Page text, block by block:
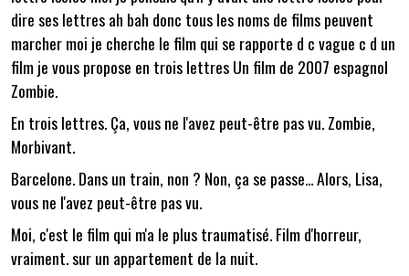
dire ses lettres ah bah donc tous les noms de films peuvent
marcher moi je cherche le film qui se rapporte d c vague c d un
film je vous propose en trois lettres Un film de 2007 espagnol
Zombie.
En trois lettres. Ça, vous ne l'avez peut-être pas vu. Zombie,
Morbivant.
Barcelone. Dans un train, non ? Non, ça se passe... Alors, Lisa,
vous ne l'avez peut-être pas vu.
Moi, c'est le film qui m'a le plus traumatisé. Film d'horreur,
vraiment. sur un appartement de la nuit.